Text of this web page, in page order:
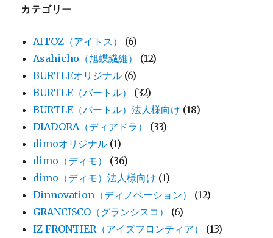
カテゴリー
AITOZ（アイトス）
(6)
Asahicho（旭蝶繊維）
(12)
BURTLEオリジナル (6)
BURTLE（バートル）
(32)
BURTLE（バートル）法人様向け (18)
DIADORA（ディアドラ）
(33)
dimoオリジナル (1)
dimo（ディモ）
(36)
dimo（ディモ）法人様向け (1)
Dinnovation（ディノベーション）
(12)
GRANCISCO（グランシスコ）
(6)
IZ FRONTIER（アイズフロンティア）
(13)